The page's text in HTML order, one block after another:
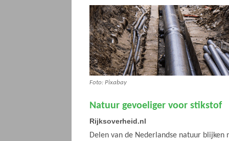
Foto: Pixabay
Natuur gevoeliger voor stikstof
Rijksoverheid.nl
Delen van de Nederlandse natuur blijken